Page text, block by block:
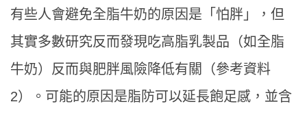
有些人會避免全脂牛奶的原因是「怕胖」，但
其實多數研究反而發現吃高脂乳製品（如全脂
牛奶）反而與肥胖風險降低有關（參考資料
2）。可能的原因是脂防可以延長飽足感，並含